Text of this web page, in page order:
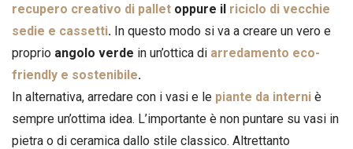
recupero creativo di pallet oppure il riciclo di vecchie
sedie e cassetti. In questo modo si va a creare un vero e
proprio angolo verde in un’ottica di arredamento eco-
friendly e sostenibile.
In alternativa, arredare con i vasi e le piante da interni è
sempre un’ottima idea. L’importante è non puntare su vasi in
pietra o di ceramica dallo stile classico. Altrettanto